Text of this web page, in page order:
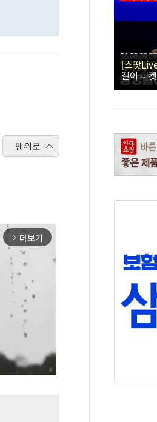
맨위로
arrow_forward_ios 더보기
[스팟
길이 피
더불어민